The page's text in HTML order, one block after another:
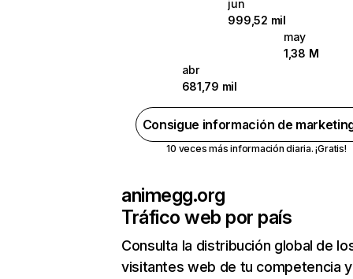
jun
999,52 mil
may
1,38 M
abr
681,79 mil
Consigue información de
10 veces más información diaria. ¡Gratis!
animegg.org
Tráfico web por país
Consulta la distribución global de
visitantes web de tu competencia y